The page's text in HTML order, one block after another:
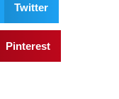
Twitter
Pinterest